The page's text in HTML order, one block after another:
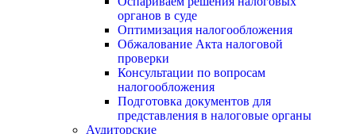
органов в суде
Оптимизация налогообложения
Обжалование Акта налоговой
проверки
Консультации по вопросам
налогообложения
Подготовка документов для
представления в налоговые органы
Аудиторские